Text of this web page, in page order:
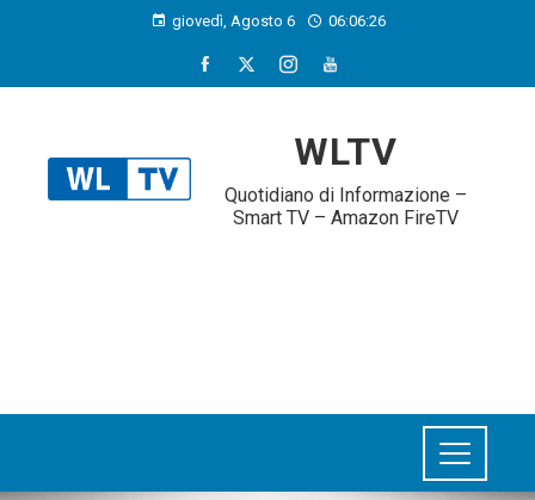
giovedì, Agosto 6 06:06:27
WLTV
Quotidiano di Informazione –
Smart TV – Amazon FireTV